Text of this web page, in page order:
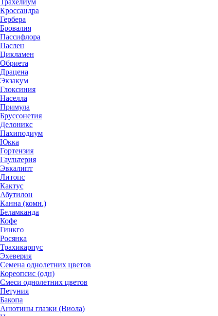
Трахелиум
Кроссандра
Гербера
Бровалия
Пассифлора
Паслен
Цикламен
Обриета
Драцена
Экзакум
Глоксиния
Населла
Примула
Бруссонетия
Делоникс
Пахиподиум
Юкка
Гортензия
Гаультерия
Эвкалипт
Литопс
Кактус
Абутилон
Канна (комн.)
Беламканда
Кофе
Гинкго
Росянка
Трахикарпус
Эхеверия
Семена однолетних цветов
Кореопсис (одн)
Смеси однолетних цветов
Петуния
Бакопа
Анютины глазки (Виола)